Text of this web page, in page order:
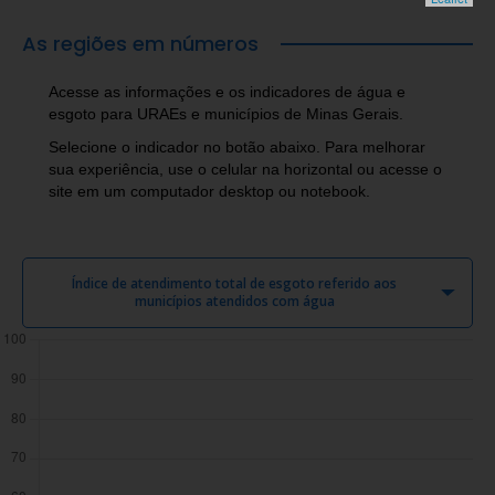
As regiões em números
Acesse as informações e os indicadores de água e
esgoto para URAEs e municípios de Minas Gerais.
Selecione o indicador no botão abaixo. Para melhorar
sua experiência, use o celular na horizontal ou acesse o
site em um computador desktop ou notebook.
Índice de atendimento total de esgoto referido aos
municípios atendidos com água